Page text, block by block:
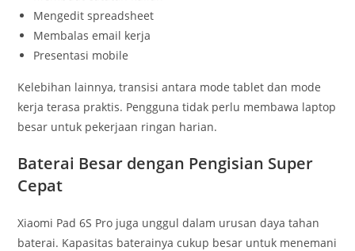
Mengedit spreadsheet
Membalas email kerja
Presentasi mobile
Kelebihan lainnya, transisi antara mode tablet dan mode
kerja terasa praktis. Pengguna tidak perlu membawa laptop
besar untuk pekerjaan ringan harian.
Baterai Besar dengan Pengisian Super
Cepat
Xiaomi Pad 6S Pro juga unggul dalam urusan daya tahan
baterai. Kapasitas baterainya cukup besar untuk menemani